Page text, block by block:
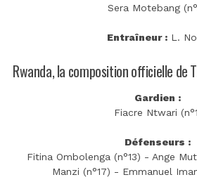
Sera Motebang
Entraîneur : L.
Rwanda, la composition officielle de
Gardien :
Fiacre Ntwari
Défenseurs :
Fitina Ombolenga (n°13) - Ange
Manzi (n°17) - Emmanuel